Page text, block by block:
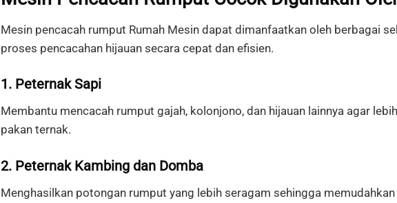
Mesin pencacah rumput Rumah Mesin dapat dimanfaatkan oleh berbagai
proses pencacahan hijauan secara cepat dan efisien.
1. Peternak Sapi
Membantu mencacah rumput gajah, kolonjono, dan hijauan lainnya agar
pakan ternak.
2. Peternak Kambing dan Domba
Menghasilkan potongan rumput yang lebih seragam sehingga